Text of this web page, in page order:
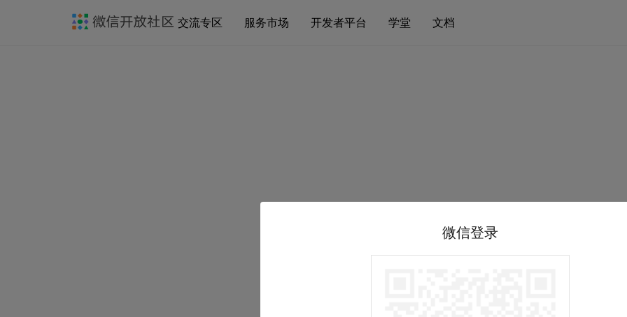
交流专区 服务市场 开发者平台 学堂 文档
微信登录